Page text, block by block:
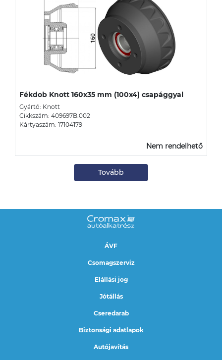
Fékdob Knott 160x35 mm (100x4) csapággyal
Gyártó: Knott
Cikkszám: 409697B.002
Kártyaszám: 17104179
Nem rendelhető
Tovább
ÁVF
Csomagszerviz
Elállási jog
Jótállás
Cseredarab
Biztonsági adatlapok
Autójavítás